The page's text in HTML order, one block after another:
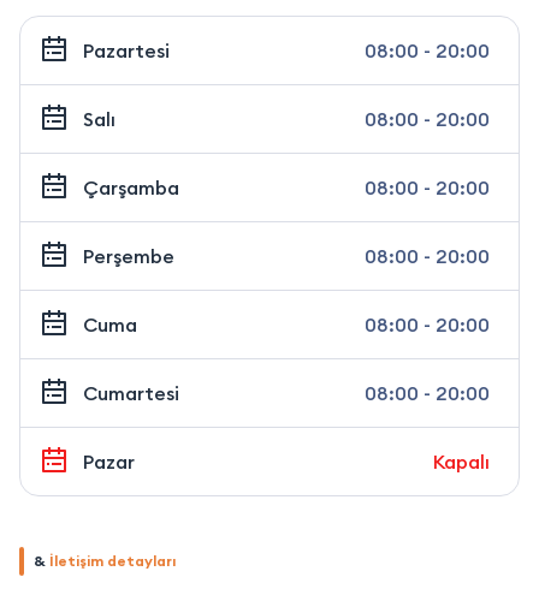
Pazartesi 08:00 - 20:00
Salı 08:00 - 20:00
Çarşamba 08:00 - 20:00
Perşembe 08:00 - 20:00
Cuma 08:00 - 20:00
Cumartesi 08:00 - 20:00
Pazar Kapalı
& İletişim detayları